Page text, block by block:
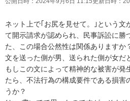
ネット上で｢お尻を見せて。｣という文
て開示請求が認められ、民事訴訟に勝
た、この場合公然性は関係ありますか
文を送った側が男、送られた側が女だ
もしこの文によって精神的な被害が発
たら、不法行為の構成要件である損害
うか？